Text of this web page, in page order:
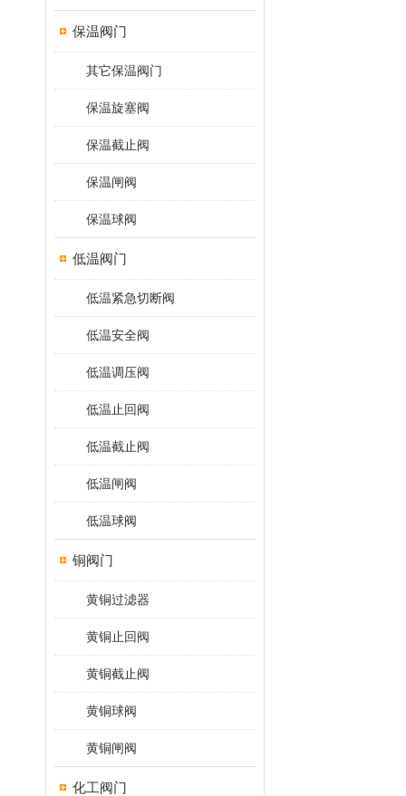
保温阀门
其它保温阀门
保温旋塞阀
保温截止阀
保温闸阀
保温球阀
低温阀门
低温紧急切断阀
低温安全阀
低温调压阀
低温止回阀
低温截止阀
低温闸阀
低温球阀
铜阀门
黄铜过滤器
黄铜止回阀
黄铜截止阀
黄铜球阀
黄铜闸阀
化工阀门